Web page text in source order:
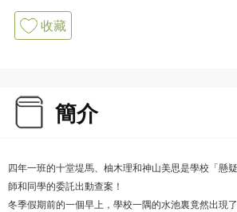
收藏
簡介
四年一班的十堂堤馬、柚木理和神山美思是學校「懸
師和同學的委託出動查案！
冬季假期前的一個早上，學校一隅的水池裏竟然出現